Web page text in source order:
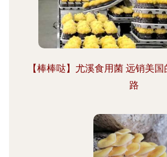
【棒棒哒】尤溪食用菌 远销美
路